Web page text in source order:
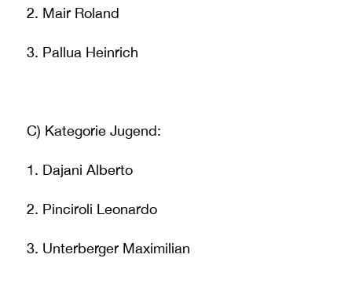
2. Mair Roland
3. Pallua Heinrich
C) Kategorie Jugend:
1. Dajani Alberto
2. Pinciroli Leonardo
3. Unterberger Maximilian